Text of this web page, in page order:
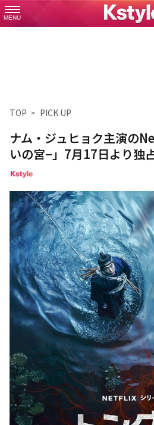
MENU
TOP PICK UP
ナム・ジュヒョク主演の
いの宮−」7月17日より独